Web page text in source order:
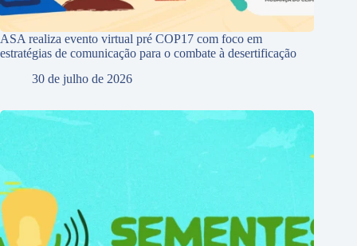
ASA realiza evento virtual pré COP17 com foco em
estratégias de comunicação para o combate à desertificação
30 de julho de 2026